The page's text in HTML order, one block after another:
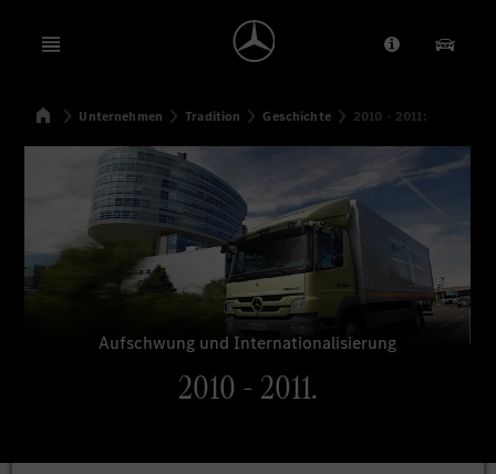
Open menu Anbieter/
SuchenStartseite
Unternehmen Tradition Geschichte 2010 - 2011:
Aufschwung und Internationalisierung
2010 - 2011.